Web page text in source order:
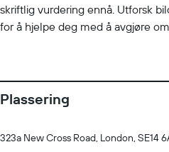
skriftlig vurdering ennå. Utforsk
for å hjelpe deg med å avgjøre
Plassering
323a New Cross Road, London, SE14